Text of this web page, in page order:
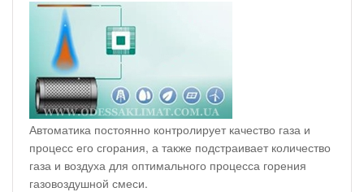
Автоматика постоянно контролирует качество газа и
процесс его сгорания, а также подстраивает количество
газа и воздуха для оптимального процесса горения
газовоздушной смеси.